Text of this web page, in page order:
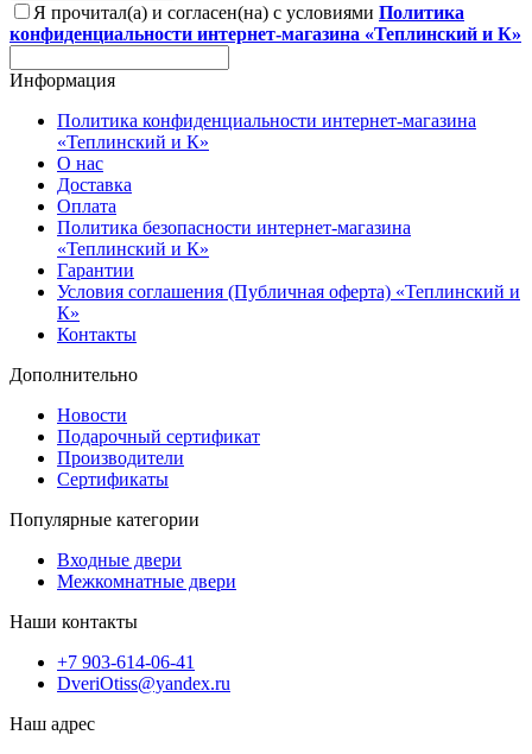
Я прочитал(а) и согласен(на) с условиями Политика
конфиденциальности интернет-магазина «Теплинский и К»
Информация
Политика конфиденциальности интернет-магазина
«Теплинский и К»
О нас
Доставка
Оплата
Политика безопасности интернет-магазина
«Теплинский и К»
Гарантии
Условия соглашения (Публичная оферта) «Теплинский и
К»
Контакты
Дополнительно
Новости
Подарочный сертификат
Производители
Сертификаты
Популярные категории
Входные двери
Межкомнатные двери
Наши контакты
+7 903-614-06-41
DveriOtiss@yandex.ru
Наш адрес